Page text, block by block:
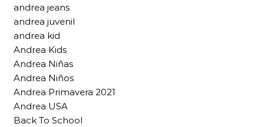
andrea jeans
andrea juvenil
andrea kid
Andrea Kids
Andrea Niñas
Andrea Niños
Andrea Primavera 2021
Andrea USA
Back To School